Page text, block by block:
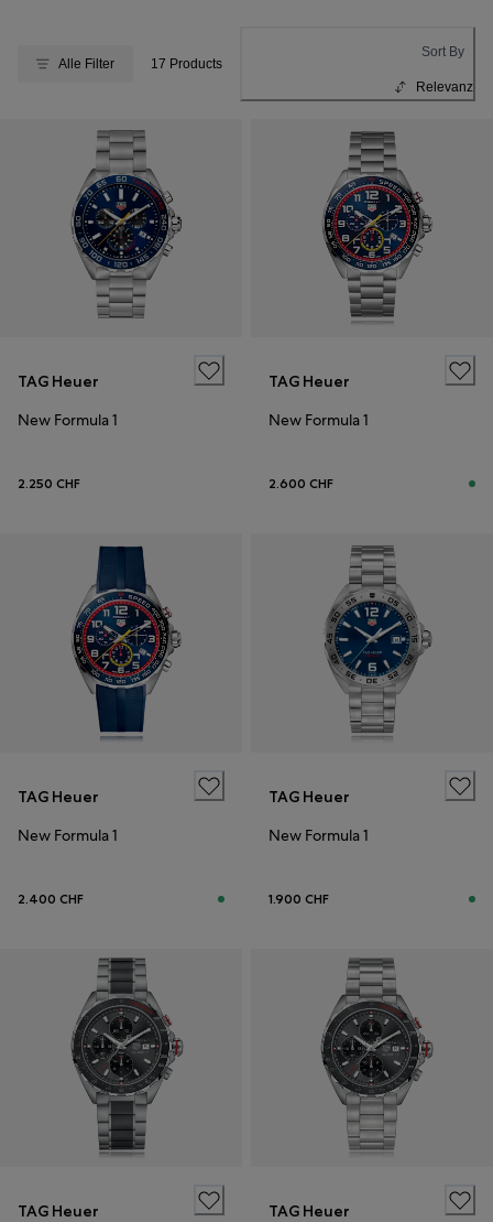
Alle Filter 17 Products
Sort By
Relevanz
TAG Heuer
New Formula 1
2.250 CHF
TAG Heuer
New Formula 1
2.600 CHF
TAG Heuer
New Formula 1
2.400 CHF
TAG Heuer
New Formula 1
1.900 CHF
TAG Heuer TAG Heuer